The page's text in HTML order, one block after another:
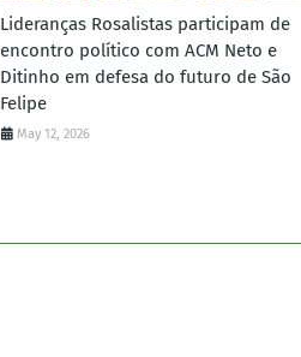
Lideranças Rosalistas participam de
encontro político com ACM Neto e
Ditinho em defesa do futuro de São
Felipe
May 12, 2026